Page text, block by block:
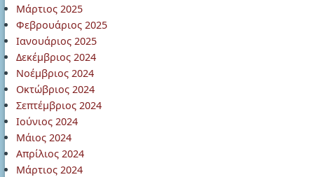
Μάρτιος 2025
Φεβρουάριος 2025
Ιανουάριος 2025
Δεκέμβριος 2024
Νοέμβριος 2024
Οκτώβριος 2024
Σεπτέμβριος 2024
Ιούνιος 2024
Μάιος 2024
Απρίλιος 2024
Μάρτιος 2024